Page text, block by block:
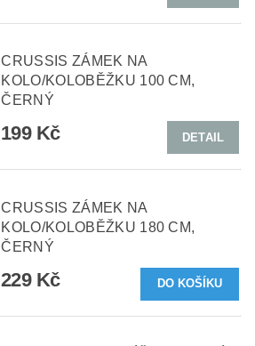
CRUSSIS ZÁMEK NA
KOLO/KOLOBĚŽKU 100 CM,
ČERNÝ
199 Kč DETAIL
CRUSSIS ZÁMEK NA
KOLO/KOLOBĚŽKU 180 CM,
ČERNÝ
229 Kč